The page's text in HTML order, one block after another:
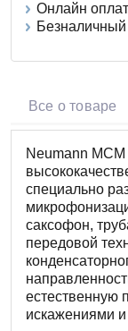
Онлайн
Безналичный
Все о товаре
Neumann
специально
саксофон,
передовой
естественную
искажениями